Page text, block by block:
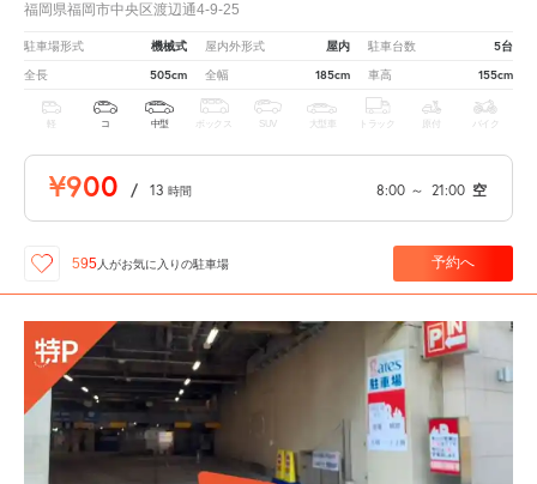
福岡県福岡市中央区渡辺通4-9-25
駐車場形式 機械式 屋内外形式 屋内 駐車台数 5台
全長 505cm 全幅 185cm 車高 155cm
軽 コ 中型 ボックス SUV 大型車 トラック 原付 バイク
¥900 / 13 時間 8:00 ～ 21:00 空
595 人がお気に入りの駐車場 予約へ